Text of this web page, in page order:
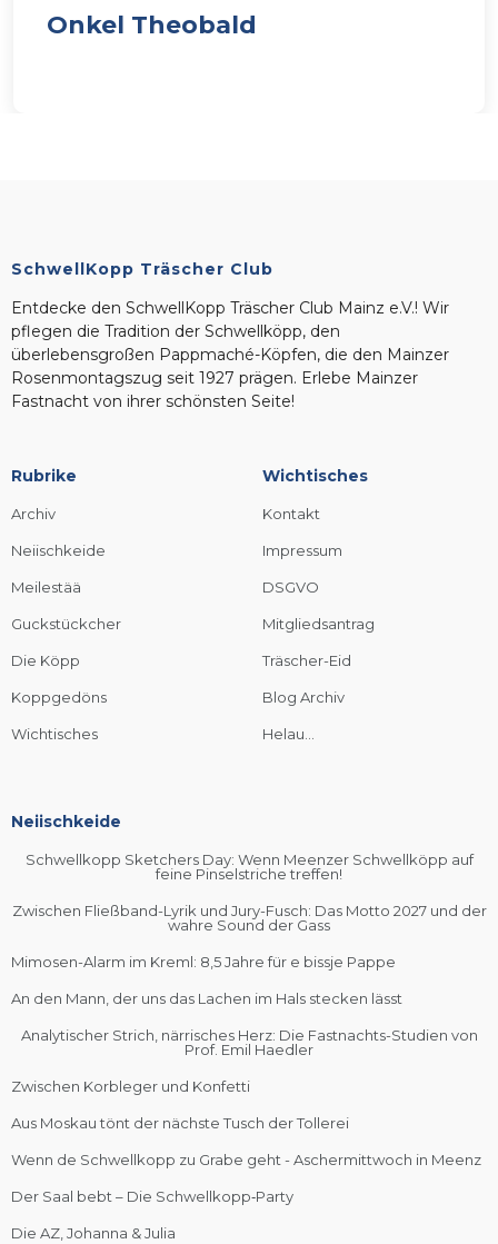
Onkel Theobald
SchwellKopp Träscher Club
Entdecke den SchwellKopp Träscher Club Mainz e.V.! Wir
pflegen die Tradition der Schwellköpp, den
überlebensgroßen Pappmaché-Köpfen, die den Mainzer
Rosenmontagszug seit 1927 prägen. Erlebe Mainzer
Fastnacht von ihrer schönsten Seite!
Rubrike
Archiv
Neiischkeide
Meilestää
Guckstückcher
Die Köpp
Koppgedöns
Wichtisches
Wichtisches
Kontakt
Impressum
DSGVO
Mitgliedsantrag
Träscher-Eid
Blog Archiv
Helau...
Neiischkeide
Schwellkopp Sketchers Day: Wenn Meenzer Schwellköpp auf
feine Pinselstriche treffen!
Zwischen Fließband-Lyrik und Jury-Fusch: Das Motto 2027 und der
wahre Sound der Gass
Mimosen-Alarm im Kreml: 8,5 Jahre für e bissje Pappe
An den Mann, der uns das Lachen im Hals stecken lässt
Analytischer Strich, närrisches Herz: Die Fastnachts-Studien von
Prof. Emil Haedler
Zwischen Korbleger und Konfetti
Aus Moskau tönt der nächste Tusch der Tollerei
Wenn de Schwellkopp zu Grabe geht - Aschermittwoch in Meenz
Der Saal bebt – Die Schwellkopp‑Party
Die AZ, Johanna & Julia